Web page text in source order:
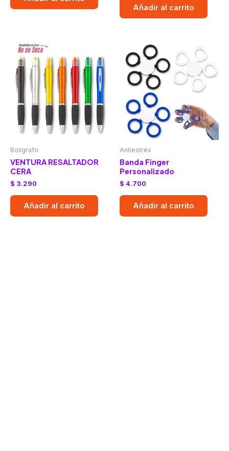
Añadir al carrito
Bolígrafo
VENTURA RESALTADOR
CERA
$ 3.290
Añadir al carrito
Antiestrés
Banda Finger
Personalizado
$ 4.700
Añadir al carrito